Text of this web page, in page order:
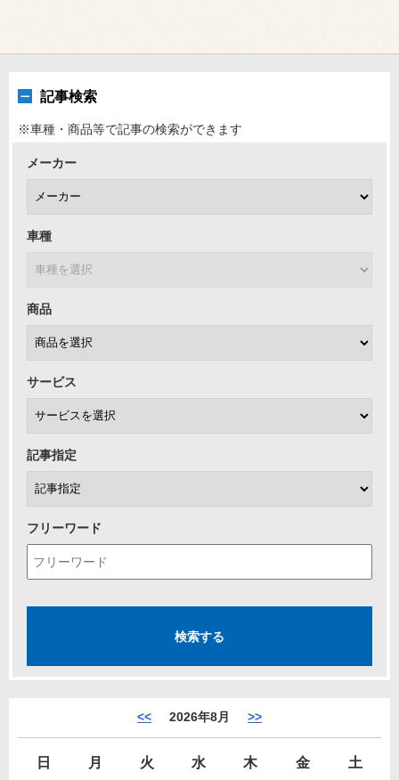
記事検索
※車種・商品等で記事の検索ができます
メーカー
車種
商品
サービス
記事指定
フリーワード
<< 2026年8月 >>
日 月 火 水 木 金 土